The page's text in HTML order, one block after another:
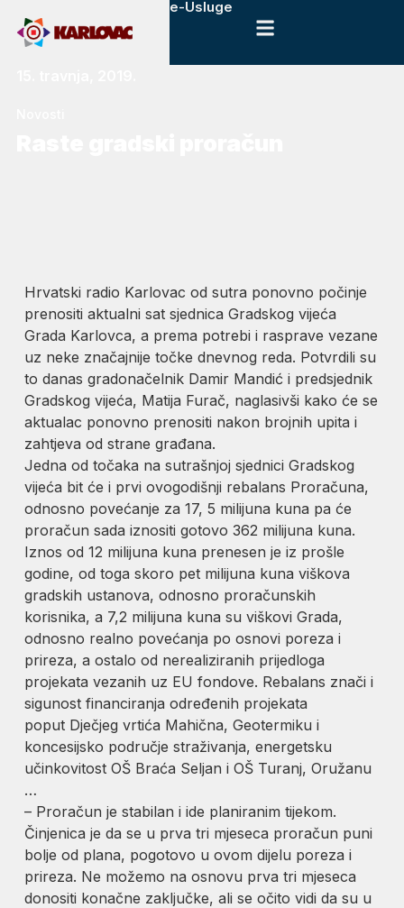
e-Usluge
Hrvatski radio Karlovac od sutra ponovno počinje
prenositi aktualni sat sjednica Gradskog vijeća
Grada Karlovca, a prema potrebi i rasprave vezane
uz neke značajnije točke dnevnog reda. Potvrdili su
to danas gradonačelnik Damir Mandić i predsjednik
Gradskog vijeća, Matija Furač, naglasivši kako će se
aktualac ponovno prenositi nakon brojnih upita i
zahtjeva od strane građana.
Jedna od točaka na sutrašnjoj sjednici Gradskog
vijeća bit će i prvi ovogodišnji rebalans Proračuna,
odnosno povećanje za 17, 5 milijuna kuna pa će
proračun sada iznositi gotovo 362 milijuna kuna.
Iznos od 12 milijuna kuna prenesen je iz prošle
godine, od toga skoro pet milijuna kuna viškova
gradskih ustanova, odnosno proračunskih
korisnika, a 7,2 milijuna kuna su viškovi Grada,
odnosno realno povećanja po osnovi poreza i
prireza, a ostalo od nerealiziranih prijedloga
projekata vezanih uz EU fondove. Rebalans znači i
sigunost financiranja određenih projekata
poput Dječjeg vrtića Mahična, Geotermiku i
koncesijsko područje straživanja, energetsku
učinkovitost OŠ Braća Seljan i OŠ Turanj, Oružanu
…
– Proračun je stabilan i ide planiranim tijekom.
Činjenica je da se u prva tri mjeseca proračun puni
bolje od plana, pogotovo u ovom dijelu poreza i
prireza. Ne možemo na osnovu prva tri mjeseca
donositi konačne zaključke, ali se očito vidi da su u